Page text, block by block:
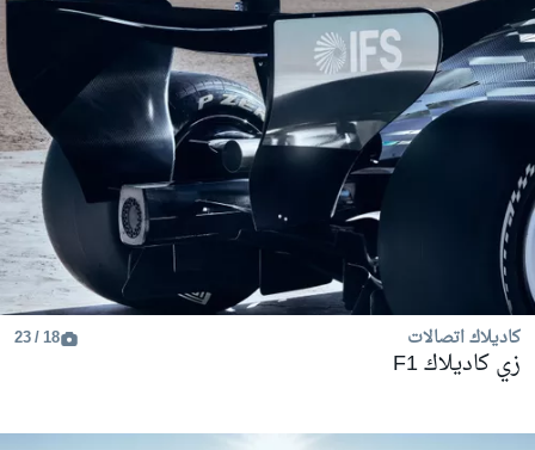
كاديلاك اتصالات 18 / 23
زي كاديلاك F1